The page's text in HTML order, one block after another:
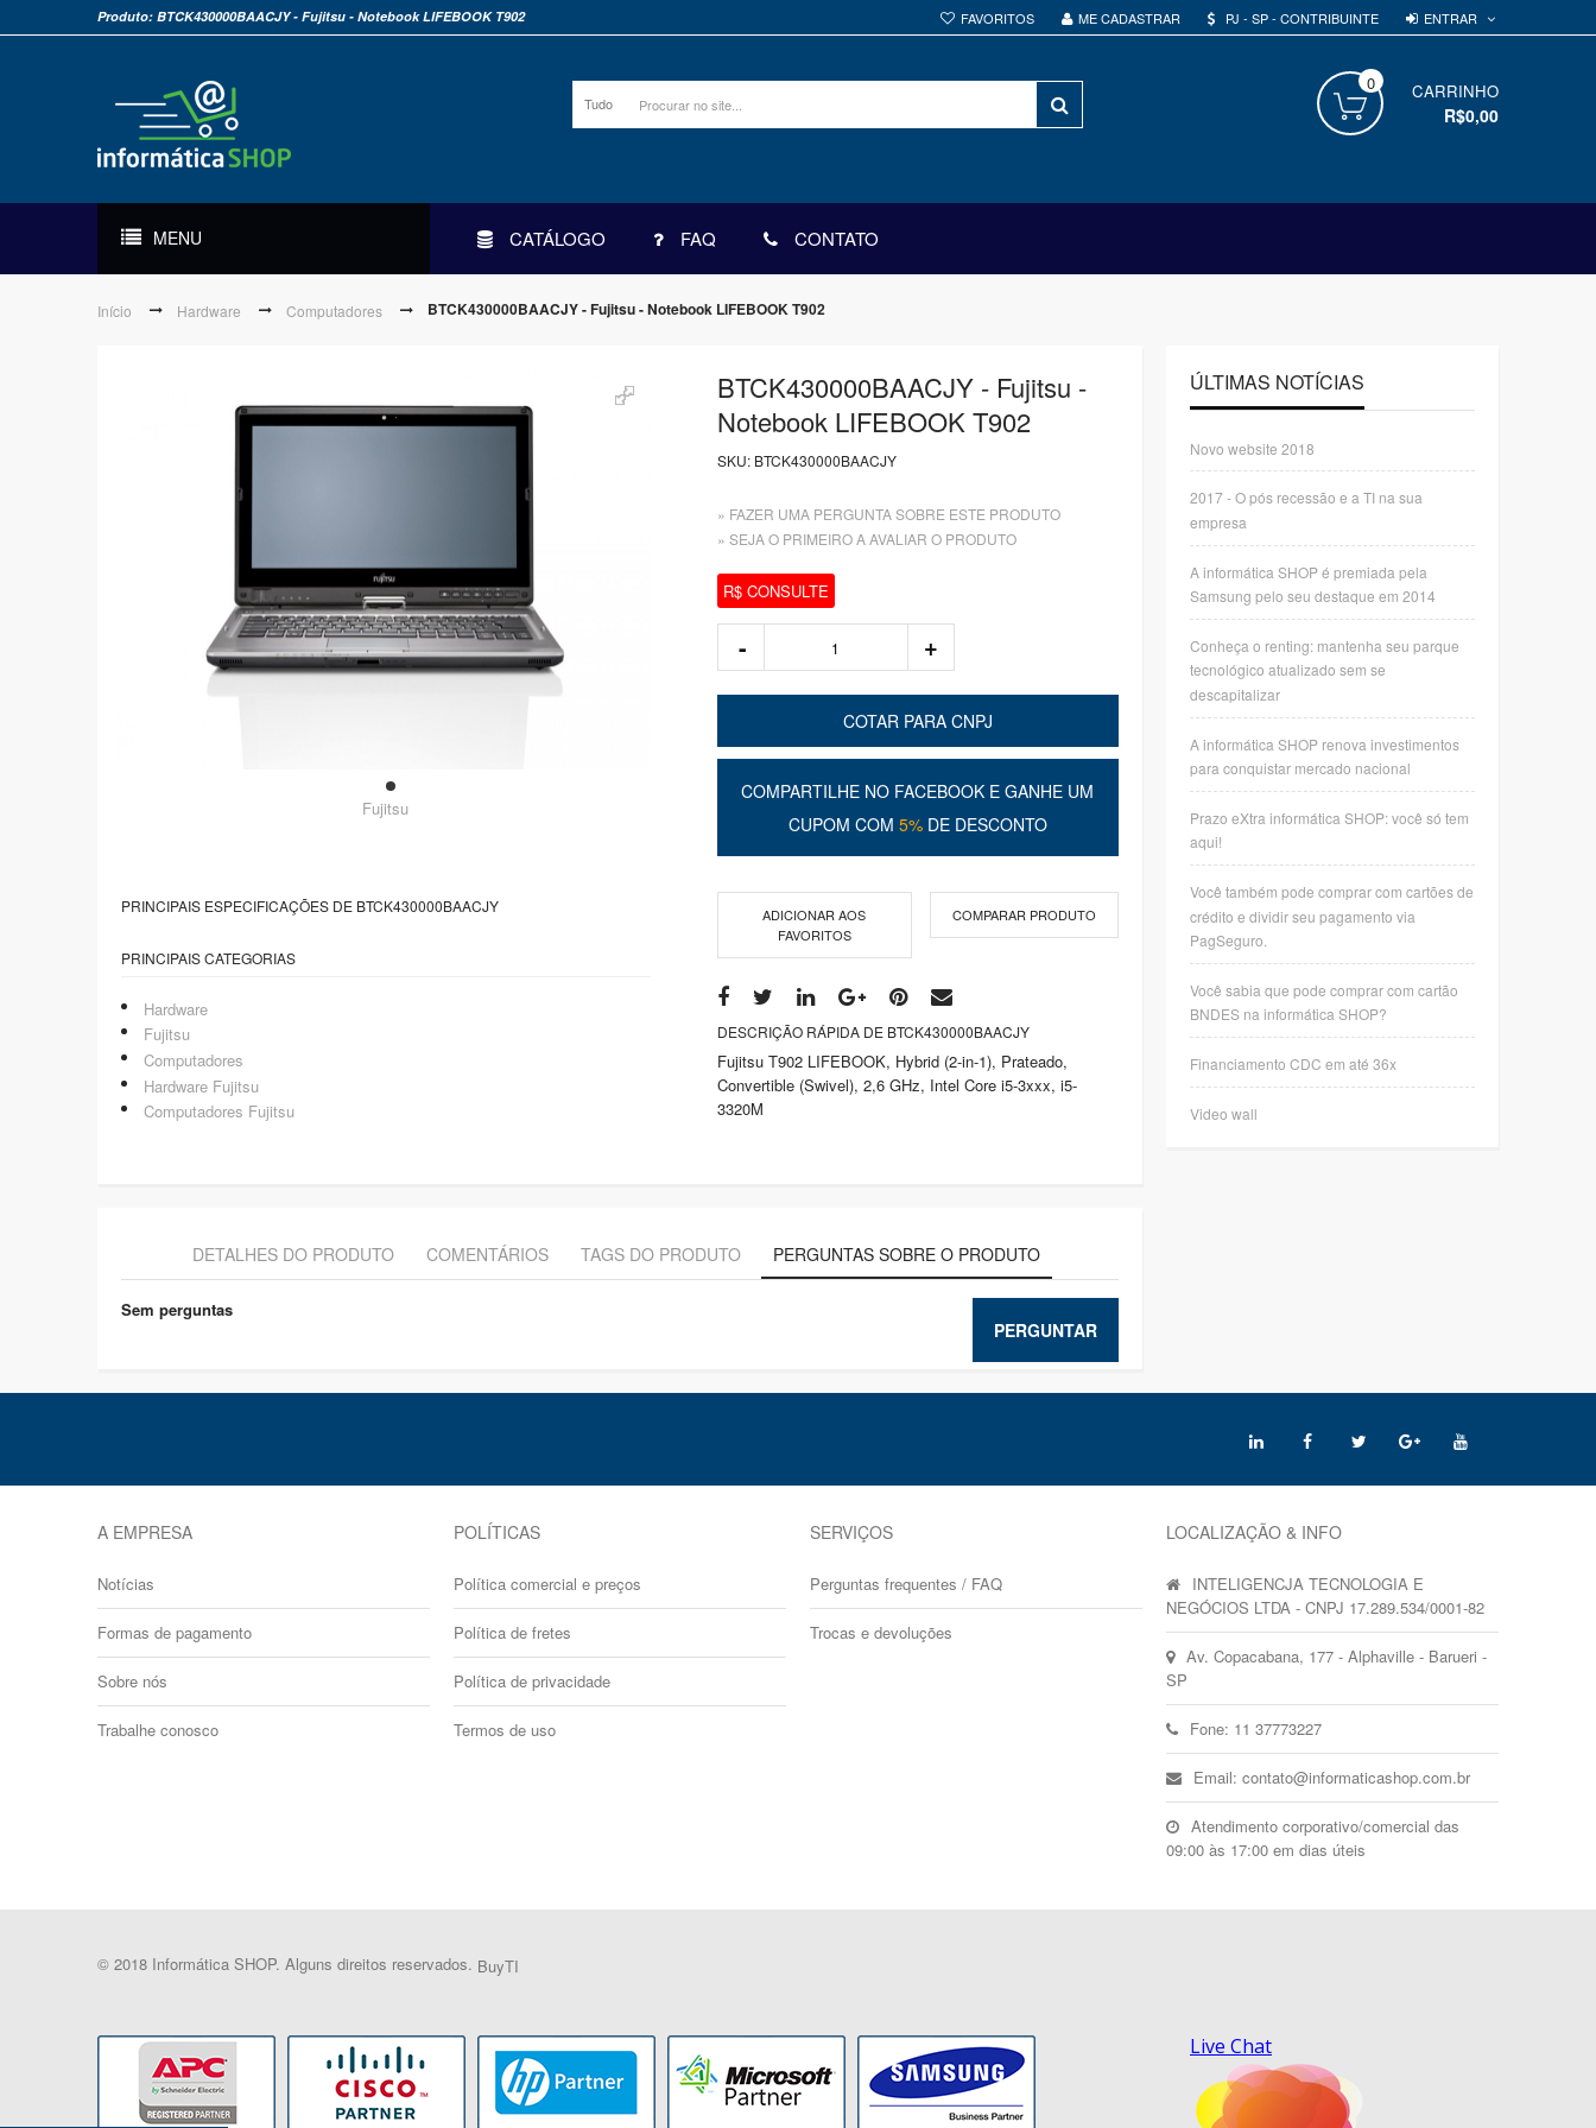
FAVORITOS ME CADASTRAR PJ - SP - CONTRIBUINTE ENTRAR
Produto: BTCK430000BAACJY - Fujitsu - Notebook LIFEBOOK T902
Tudo
CARRINHO
0
R$0,00
MENU CATÁLOGO FAQ CONTATO
Início Hardware Computadores BTCK430000BAACJY - Fujitsu - Notebook LIFEBOOK T902
Fujitsu
PRINCIPAIS ESPECIFICAÇÕES DE BTCK430000BAACJY
PRINCIPAIS CATEGORIAS
Hardware
Fujitsu
Computadores
Hardware Fujitsu
Computadores Fujitsu
BTCK430000BAACJY - Fujitsu -
Notebook LIFEBOOK T902
SKU: BTCK430000BAACJY
» FAZER UMA PERGUNTA SOBRE ESTE PRODUTO
» SEJA O PRIMEIRO A AVALIAR O PRODUTO
R$ CONSULTE
COTAR PARA CNPJ
COMPARTILHE NO FACEBOOK E GANHE UM
CUPOM COM 5%DE DESCONTO
ADICIONAR AOS
FAVORITOS
COMPARAR PRODUTO
DESCRIÇÃO RÁPIDA DE BTCK430000BAACJY
Fujitsu T902 LIFEBOOK, Hybrid (2-in-1), Prateado,
Convertible (Swivel), 2,6 GHz, Intel Core i5-3xxx, i5-
3320M
DETALHES DO PRODUTO COMENTÁRIOS TAGS DO PRODUTO PERGUNTAS SOBRE O PRODUTO
PERGUNTAR
Sem perguntas
ÚLTIMAS NOTÍCIAS
Novo website 2018
2017 - O pós recessão e a TI na sua
empresa
A informática SHOP é premiada pela
Samsung pelo seu destaque em 2014
Conheça o renting: mantenha seu parque
tecnológico atualizado sem se
descapitalizar
A informática SHOP renova investimentos
para conquistar mercado nacional
Prazo eXtra informática SHOP: você só tem
aqui!
Você também pode comprar com cartões de
crédito e dividir seu pagamento via
PagSeguro.
Você sabia que pode comprar com cartão
BNDES na informática SHOP?
Financiamento CDC em até 36x
Video wall
A EMPRESA
Notícias
Formas de pagamento
Sobre nós
Trabalhe conosco
POLÍTICAS
Política comercial e preços
Política de fretes
Política de privacidade
Termos de uso
SERVIÇOS
Perguntas frequentes / FAQ
Trocas e devoluções
LOCALIZAÇÃO & INFO
INTELIGENCJA TECNOLOGIA E
NEGÓCIOS LTDA - CNPJ 17.289.534/0001-82
Av. Copacabana, 177 - Alphaville - Barueri -
SP
Fone: 11 37773227
Email: contato@informaticashop.com.br
Atendimento corporativo/comercial das
09:00 às 17:00 em dias úteis
© 2018 Informática SHOP. Alguns direitos reservados. BuyTI